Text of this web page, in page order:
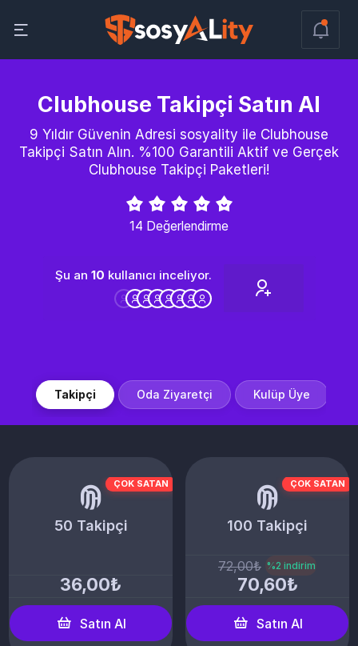
Clubhouse Takipçi Satın Al
9 Yıldır Güvenin Adresi sosyality ile Clubhouse
Takipçi Satın Alın. %100 Garantili Aktif ve Gerçek
Clubhouse Takipçi Paketleri!
14 Değerlendirme
Şu an9kullanıcı inceliyor.
Takipçi Oda Ziyaretçi Kulüp Üye
ÇOK SATAN
50 Takipçi
36,00₺
Satın Al
ÇOK SATAN
100 Takipçi
72,00₺ %2 indirim
70,60₺
Satın Al